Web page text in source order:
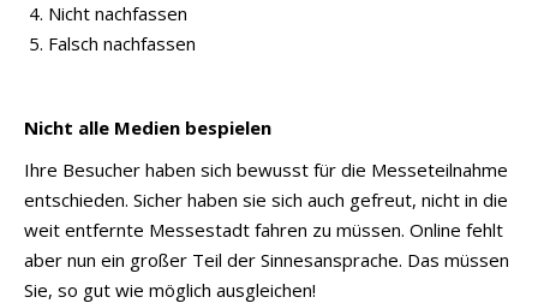
Nicht nachfassen
Falsch nachfassen
Nicht alle Medien bespielen
Ihre Besucher haben sich bewusst für die Messeteilnahme
entschieden. Sicher haben sie sich auch gefreut, nicht in die
weit entfernte Messestadt fahren zu müssen. Online fehlt
aber nun ein großer Teil der Sinnesansprache. Das müssen
Sie, so gut wie möglich ausgleichen!